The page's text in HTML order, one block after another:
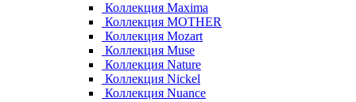
Коллекция Maxima
Коллекция MOTHER
Коллекция Mozart
Коллекция Muse
Коллекция Nature
Коллекция Nickel
Коллекция Nuance